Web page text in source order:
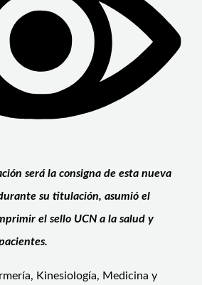
será la consigna de esta nueva
su titulación, asumió el
el sello UCN a la salud y
Kinesiología, Medicina y